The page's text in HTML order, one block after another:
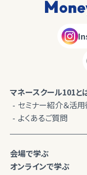
マネースクール101と
セミナー紹介＆活
よくあるご質問
会場で学ぶ
オンラインで学ぶ